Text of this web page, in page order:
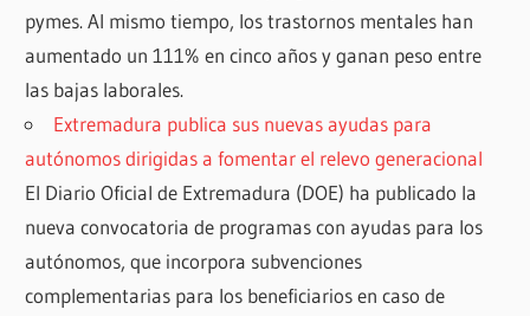
pymes. Al mismo tiempo, los trastornos mentales han
aumentado un 111% en cinco años y ganan peso entre
las bajas laborales.
Extremadura publica sus nuevas ayudas para
autónomos dirigidas a fomentar el relevo generacional
El Diario Oficial de Extremadura (DOE) ha publicado la
nueva convocatoria de programas con ayudas para los
autónomos, que incorpora subvenciones
complementarias para los beneficiarios en caso de